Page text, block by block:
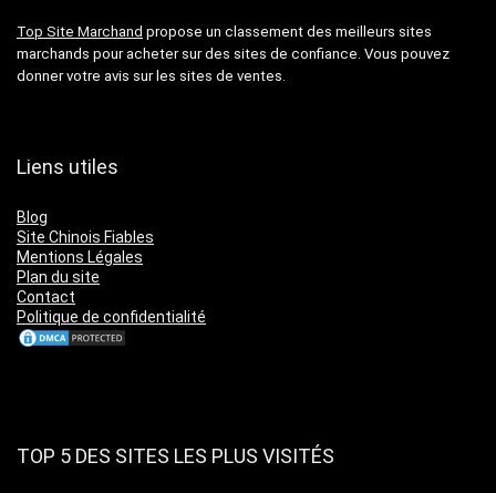
Top Site Marchand propose un classement des meilleurs sites
marchands pour acheter sur des sites de confiance. Vous pouvez
donner votre avis sur les sites de ventes.
Liens utiles
Blog
Site Chinois Fiables
Mentions Légales
Plan du site
Contact
Politique de confidentialité
TOP 5 DES SITES LES PLUS VISITÉS